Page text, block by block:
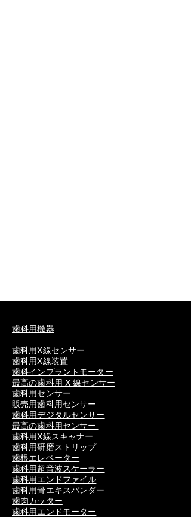
歯科用機器
歯科用X線センサー
歯科用X線装置
歯科インプラントモーター
最高の歯科用 X 線センサー
歯科用センサー
販売用歯科用センサー
歯科用デジタルセンサー
最高の歯科用センサー
歯科用X線スキャナー
歯科用研磨ストリップ
歯根エレベーター
歯科用超音波スケーラー
歯科用エンドファイル
歯科用骨エキスパンダー
歯肉カッター
歯科用エンドモーター